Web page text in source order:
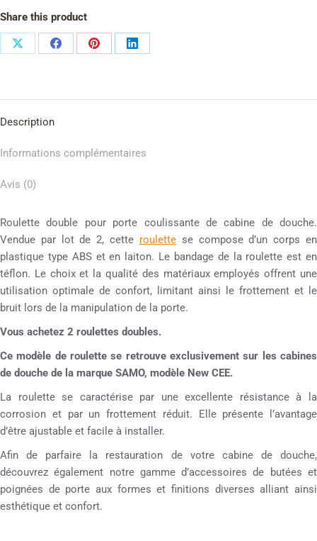
Share this product
Description
Informations complémentaires
Avis (0)
Roulette double pour porte coulissante de cabine de douche.
Vendue par lot de 2, cette roulettese compose d’un corps en
plastique type ABS et en laiton. Le bandage de la roulette est en
téflon. Le choix et la qualité des matériaux employés offrent une
utilisation optimale de confort, limitant ainsi le frottement et le
bruit lors de la manipulation de la porte.
Vous achetez 2 roulettes doubles.
Ce modèle de roulette se retrouve exclusivement sur les cabines
de douche de la marque SAMO, modèle New CEE.
La roulette se caractérise par une excellente résistance à la
corrosion et par un frottement réduit. Elle présente l’avantage
d’être ajustable et facile à installer.
Afin de parfaire la restauration de votre cabine de douche,
découvrez également notre gamme d’accessoires de butées et
poignées de porte aux formes et finitions diverses alliant ainsi
esthétique et confort.